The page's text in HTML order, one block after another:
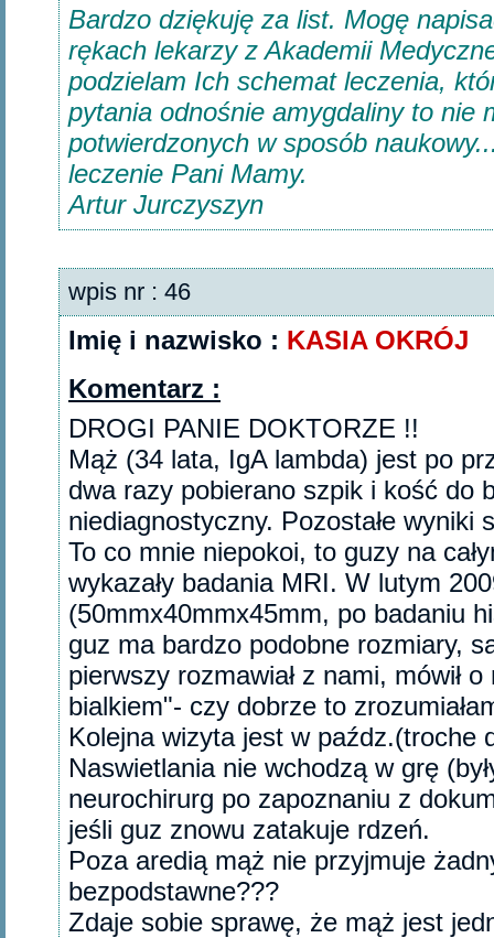
Bardzo dziękuję za list. Mogę
rękach lekarzy z Akademii
podzielam Ich schemat leczenia,
pytania odnośnie amygdaliny to nie
potwierdzonych w sposób
leczenie Pani Mamy.
Artur Jurczyszyn
wpis nr : 46
Imię i nazwisko : KASIA OKRÓJ
Komentarz :
DROGI PANIE DOKTORZE !!
Mąż (34 lata, IgA lambda) jest po
dwa razy pobierano szpik i kość do
niediagnostyczny. Pozostałe wyniki
To co mnie niepokoi, to guzy na
wykazały badania MRI. W lutym
(50mmx40mmx45mm, po badaniu
guz ma bardzo podobne rozmiary,
pierwszy rozmawiał z nami, mówił
bialkiem"- czy dobrze to
Kolejna wizyta jest w paźdz.(troche
Naswietlania nie wchodzą w grę
neurochirurg po zapoznaniu z
jeśli guz znowu zatakuje rdzeń.
Poza aredią mąż nie przyjmuje
bezpodstawne???
Zdaje sobie sprawę, że mąż jest